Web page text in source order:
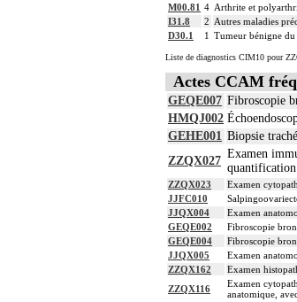
M00.81 4 Arthrite et
I31.8
2 Autres maladies
D30.1
1 Tumeur bénigne du
Liste de diagnostics CIM10 pour
Actes CCAM
GEQE007 Fibroscopie
HMQJ002
GEHE001 Biopsie
ZZQX027
Examen
ZZQX023
Examen
JJFC010
JJQX004
Examen
GEQE002
Fibroscopie
GEQE004
Fibroscopie
JJQX005
Examen
ZZQX162
Examen
ZZQX116
Examen
anatomique,